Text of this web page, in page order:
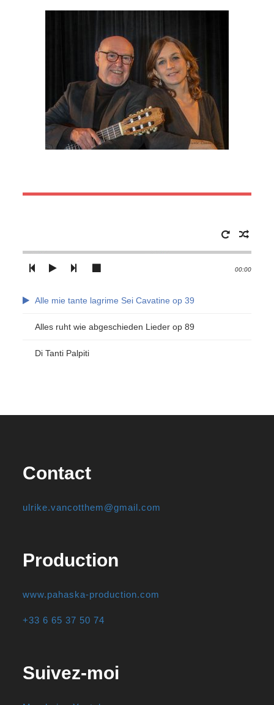
00:00
Alle mie tante lagrime Sei Cavatine op 39
Alles ruht wie abgeschieden Lieder op 89
Di Tanti Palpiti
Contact
ulrike.vancotthem@gmail.com
Production
www.pahaska-production.com
+33 6 65 37 50 74
Suivez-moi